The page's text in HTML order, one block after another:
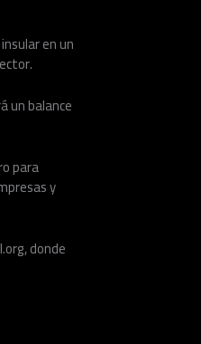
en un
un balance
para
y
donde